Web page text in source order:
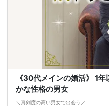
《30代メインの婚活》 1
かな性格の男女
＼真剣度の高い男女で出会う／